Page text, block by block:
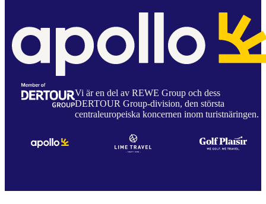
Vi är en del av REWE Group och dess
DERTOUR Group-division, den största
centraleuropeiska koncernen inom turistnäringen.